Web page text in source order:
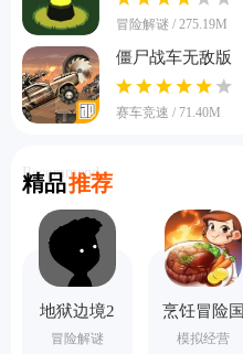
冒险解谜 / 275.19M
僵尸战车无敌版
赛车竞速 / 71.40M
精品推荐
Recommend
地狱边境2
手机版
冒险解谜
烹饪冒险国
际服
模拟经营